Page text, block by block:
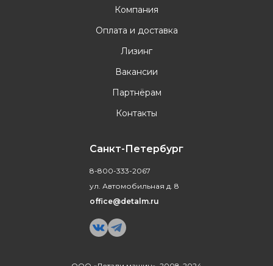
Компания
Оплата и доставка
Лизинг
Вакансии
Партнёрам
Контакты
Санкт-Петербург
8-800-333-2067
ул. Автомобильная д. 8
office@detalm.ru